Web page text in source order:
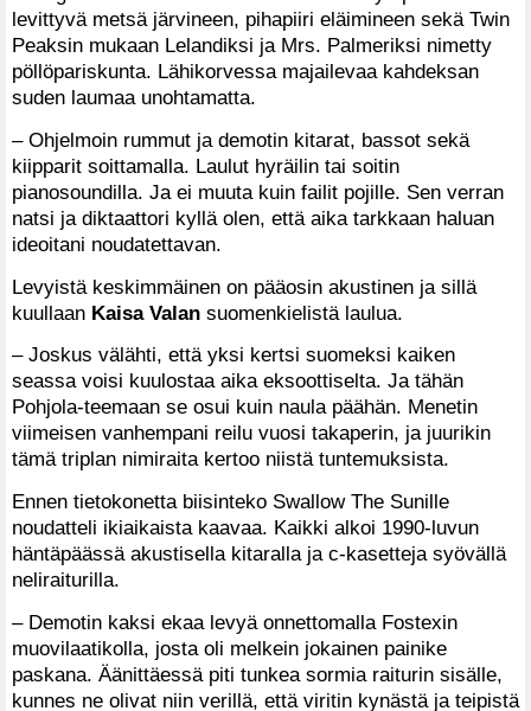
levittyvä metsä järvineen, pihapiiri eläimineen sekä Twin
Peaksin mukaan Lelandiksi ja Mrs. Palmeriksi nimetty
pöllöpariskunta. Lähikorvessa majailevaa kahdeksan
suden laumaa unohtamatta.
– Ohjelmoin rummut ja demotin kitarat, bassot sekä
kiipparit soittamalla. Laulut hyräilin tai soitin
pianosoundilla. Ja ei muuta kuin failit pojille. Sen verran
natsi ja diktaattori kyllä olen, että aika tarkkaan haluan
ideoitani noudatettavan.
Levyistä keskimmäinen on pääosin akustinen ja sillä
kuullaan Kaisa Valan suomenkielistä laulua.
– Joskus välähti, että yksi kertsi suomeksi kaiken
seassa voisi kuulostaa aika eksoottiselta. Ja tähän
Pohjola-teemaan se osui kuin naula päähän. Menetin
viimeisen vanhempani reilu vuosi takaperin, ja juurikin
tämä triplan nimiraita kertoo niistä tuntemuksista.
Ennen tietokonetta biisinteko Swallow The Sunille
noudatteli ikiaikaista kaavaa. Kaikki alkoi 1990-luvun
häntäpäässä akustisella kitaralla ja c-kasetteja syövällä
neliraiturilla.
– Demotin kaksi ekaa levyä onnettomalla Fostexin
muovilaatikolla, josta oli melkein jokainen painike
paskana. Äänittäessä piti tunkea sormia raiturin sisälle,
kunnes ne olivat niin verillä, että viritin kynästä ja teipistä